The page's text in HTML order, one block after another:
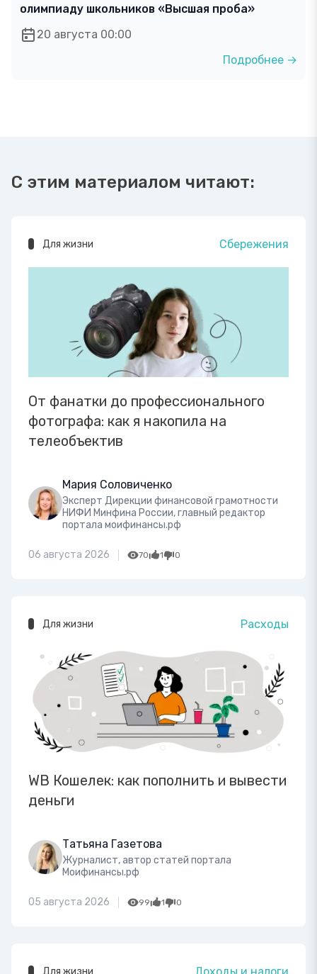
олимпиаду школьников «Высшая проба»
20 августа 00:00
Подробнее →
С этим материалом читают:
Для жизни Сбережения
От фанатки до профессионального
фотографа: как я накопила на
телеобъектив
Мария Соловиченко
Эксперт Дирекции финансовой грамотности
НИФИ Минфина России, главный редактор
портала моифинансы.рф
06 августа 2026 70 1 0
Для жизни Расходы
WB Кошелек: как пополнить и вывести
деньги
Татьяна Газетова
Журналист, автор статей портала
Моифинансы.рф
05 августа 2026 99 1 0